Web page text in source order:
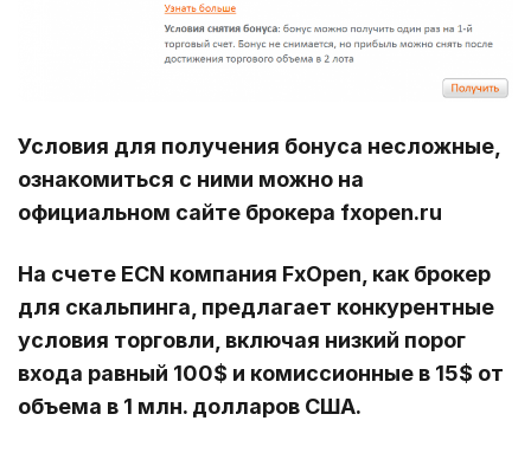
Условия для получения бонуса несложные,
ознакомиться с ними можно на
официальном сайте брокера fxopen.ru
На счете ECN компания FxOpen, как брокер
для скальпинга, предлагает конкурентные
условия торговли, включая низкий порог
входа равный 100$ и комиссионные в 15$ от
объема в 1 млн. долларов США.